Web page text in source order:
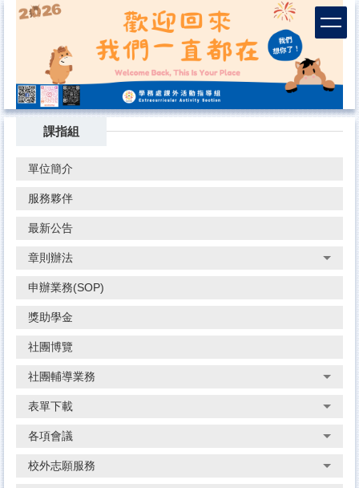
區
課指組
單位簡介
服務夥伴
最新公告
章則辦法
申辦業務(SOP)
獎助學金
社團博覽
社團輔導業務
表單下載
各項會議
校外志願服務